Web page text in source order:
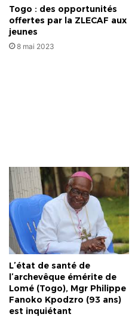
Togo : des opportunités
offertes par la ZLECAF aux
jeunes
8 mai 2023
L’état de santé de
l’archevêque émérite de
Lomé (Togo), Mgr Philippe
Fanoko Kpodzro (93 ans)
est inquiétant